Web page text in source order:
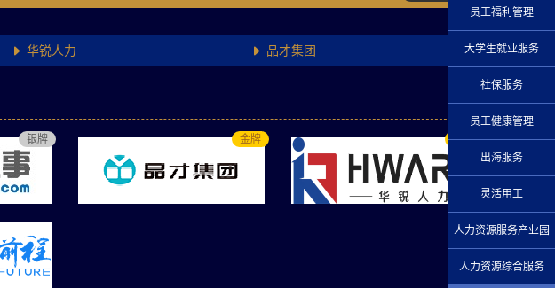
 华锐人力  品才集团
银牌 金牌 金牌
员工福利管理
大学生就业服务
社保服务
员工健康管理
出海服务
灵活用工
人力资源服务产业园
人力资源综合服务